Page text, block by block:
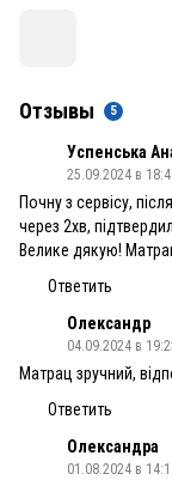
Отзывы 5
Успенська
25.09.2024 в
Почну з сервісу,
через 2хв,
Велике дякую!
Ответить
Олександр
04.09.2024 в
Матрац зручний,
Ответить
Олександра
01.08.2024 в